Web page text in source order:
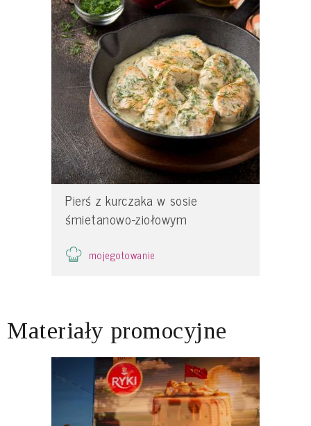
Pierś z kurczaka w sosie
śmietanowo-ziołowym
mojegotowanie
Materiały promocyjne